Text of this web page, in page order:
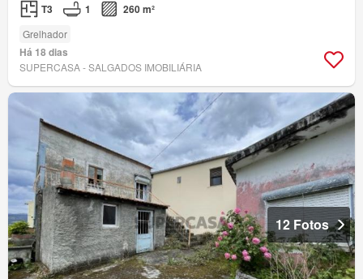
T3 1 260 m²
Grelhador
Há 18 dias
SUPERCASA - SALGADOS IMOBILIÁRIA
12 Fotos